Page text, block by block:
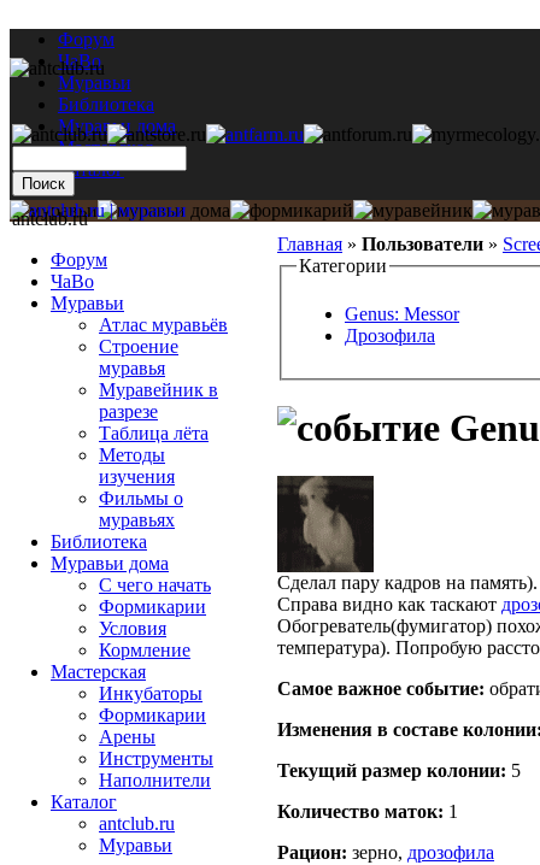
Форум
ЧаВо
Муравьи
Библиотека
Муравьи дома
Мастерская
Каталог
Главная » Пользователи »
Категории
Genus: Messor
Дрозофила
Сделал пару кадров на память).
Справа видно как таскают
Обогреватель(фумигатор)
температура). Попробую
Самое важное событие:
Изменения в составе
Текущий размер кoлонии: 5
Количество маток: 1
Рацион: зерно, дрозофила
antclub.ru
Форум
ЧаВо
Муравьи
Атлас муравьёв
Строение
муравья
Муравейник в
разрезе
Таблица лёта
Методы
изучения
Фильмы о
муравьях
Библиотека
Муравьи дома
С чего начать
Формикарии
Условия
Кормление
Мастерская
Инкубаторы
Формикарии
Арены
Инструменты
Наполнители
Каталог
antclub.ru
Муравьи